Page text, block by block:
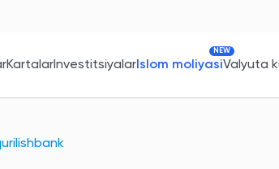
KartalarInvestitsiyalarIslom moliyasi
NEW
Valyuta